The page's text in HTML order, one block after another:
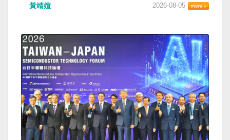
黃靖媗 2026-08-05